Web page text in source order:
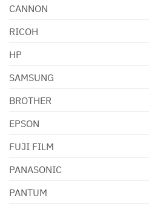
CANNON
RICOH
HP
SAMSUNG
BROTHER
EPSON
FUJI FILM
PANASONIC
PANTUM